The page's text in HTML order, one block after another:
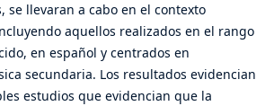
se llevaran a cabo en el contexto
aquellos realizados en el rango
en español y centrados en
secundaria. Los resultados evidencian
estudios que evidencian que la